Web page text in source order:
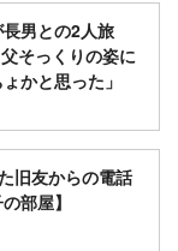
男との2人旅
そっくりの姿に
かと思った」
旧友からの電話
部屋】